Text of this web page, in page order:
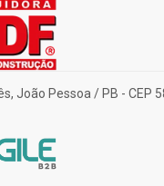
João Pessoa / PB - CEP